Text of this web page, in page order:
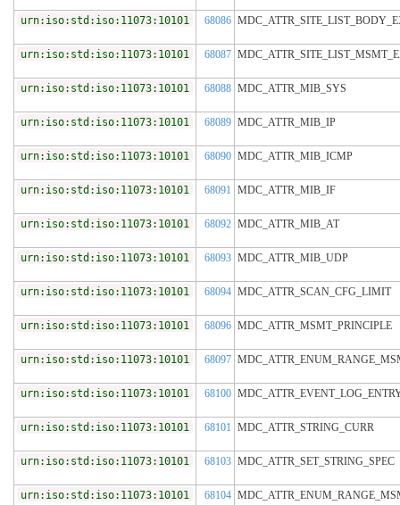
urn:iso:std:iso:11073:10101 68086
urn:iso:std:iso:11073:10101 68087
urn:iso:std:iso:11073:10101 68088 MDC_ATTR_MIB_SYS
urn:iso:std:iso:11073:10101 68089 MDC_ATTR_MIB_IP
urn:iso:std:iso:11073:10101 68090 MDC_ATTR_MIB_ICMP
urn:iso:std:iso:11073:10101 68091 MDC_ATTR_MIB_IF
urn:iso:std:iso:11073:10101 68092 MDC_ATTR_MIB_AT
urn:iso:std:iso:11073:10101 68093 MDC_ATTR_MIB_UDP
urn:iso:std:iso:11073:10101 68094 MDC_ATTR_SCAN_CFG_LIMIT
urn:iso:std:iso:11073:10101 68096 MDC_ATTR_MSMT_PRINCIPLE
urn:iso:std:iso:11073:10101 68097
urn:iso:std:iso:11073:10101 68100
urn:iso:std:iso:11073:10101 68101 MDC_ATTR_STRING_CURR
urn:iso:std:iso:11073:10101 68103 MDC_ATTR_SET_STRING_SPEC
urn:iso:std:iso:11073:10101 68104